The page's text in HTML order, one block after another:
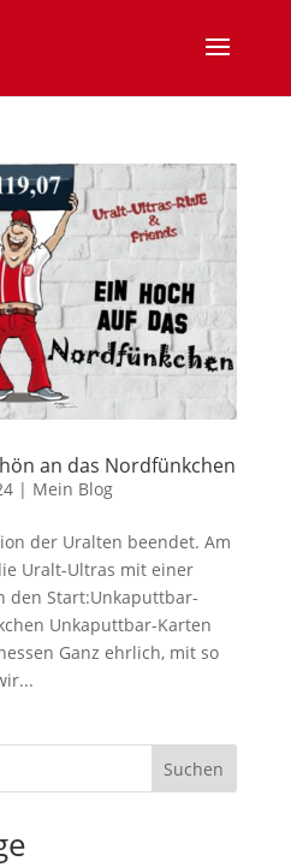
an das Nordfünkchen
| Mein Blog
der Uralten beendet. Am
Uralt-Ultras mit einer
den Start:Unkaputtbar-
Unkaputtbar-Karten
Ganz ehrlich, mit so
Suchen